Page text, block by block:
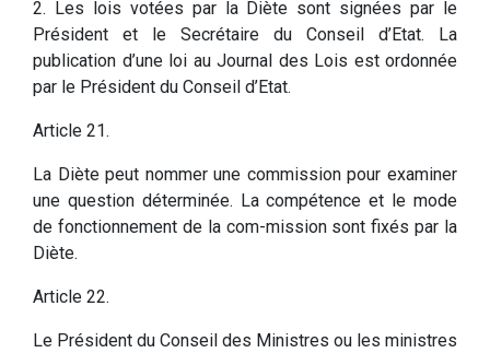
2. Les lois votées par la Diète sont signées par le
Président et le Secrétaire du Conseil d’Etat. La
publication d’une loi au Journal des Lois est ordonnée
par le Président du Conseil d’Etat.
Article 21.
La Diète peut nommer une commission pour examiner
une question déterminée. La compétence et le mode
de fonctionnement de la com-mission sont fixés par la
Diète.
Article 22.
Le Président du Conseil des Ministres ou les ministres